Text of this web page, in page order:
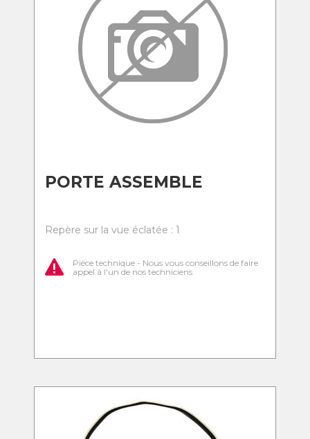
PORTE ASSEMBLE
Repère sur la vue éclatée : 1
Pièce technique - Nous vous conseillons de faire
appel à l'un de nos techniciens